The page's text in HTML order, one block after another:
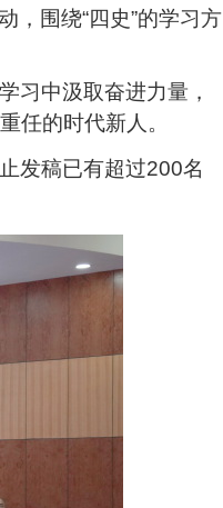
，围绕“四史”的学习方
习中汲取奋进力量，
任的时代新人。
发稿已有超过200名